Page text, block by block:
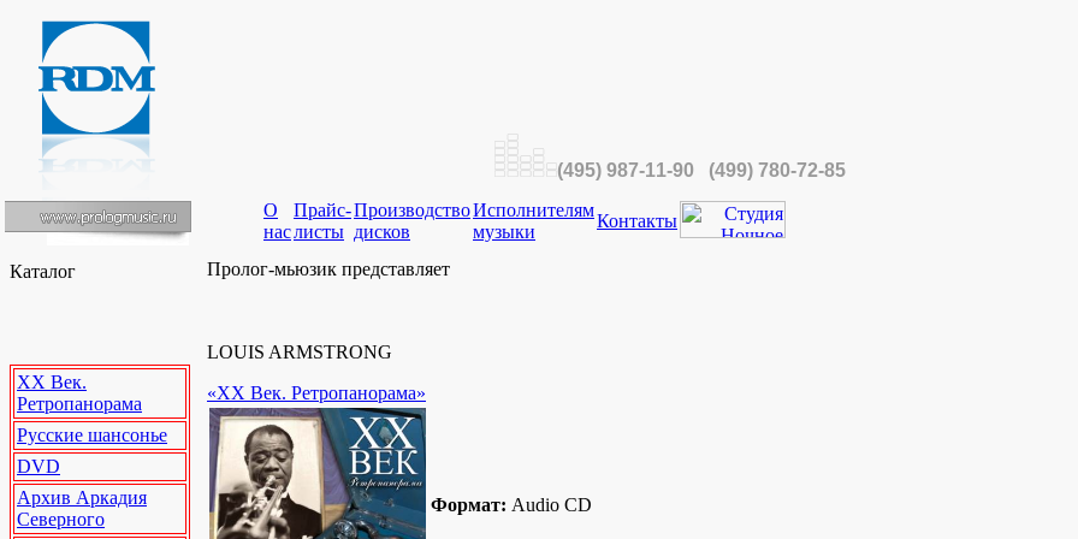
(495) 987-11-90 (499) 780-72-85
О
нас
Прайс-
листы
Производство
дисков
Исполнителям
музыки
Контакты
Каталог
XX Век.
Ретропанорама
Русские шансонье
DVD
Архив Аркадия
Северного
Пролог-мьюзик представляет
LOUIS ARMSTRONG
«XX Век. Ретропанорама»
Формат: Audio CD